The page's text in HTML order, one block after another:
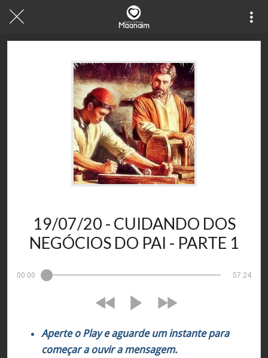
19/07/20 - CUIDANDO DOS
NEGÓCIOS DO PAI - PARTE 1
00:00 57:24
Aperte o Play e aguarde um instante para
começar a ouvir a mensagem.